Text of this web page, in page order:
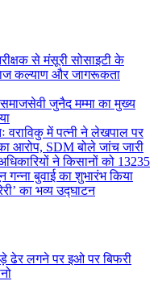
से मंसूरी सोसाइटी के
कल्याण और जागरूकता
समाजसेवी जुनैद मम्मा का मुख्य
वराविकु में पत्नी ने लेखपाल पर
आरोप, SDM बोले जांच जारी
ने किसानों को 13235
गन्ना बुवाई का शुभारंभ किया
का भव्य उद्घाटन
ढेर लगने पर इओ पर बिफरी